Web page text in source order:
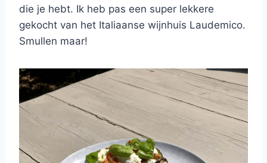
die je hebt. Ik heb pas een super lekkere
gekocht van het Italiaanse wijnhuis Laudemico.
Smullen maar!